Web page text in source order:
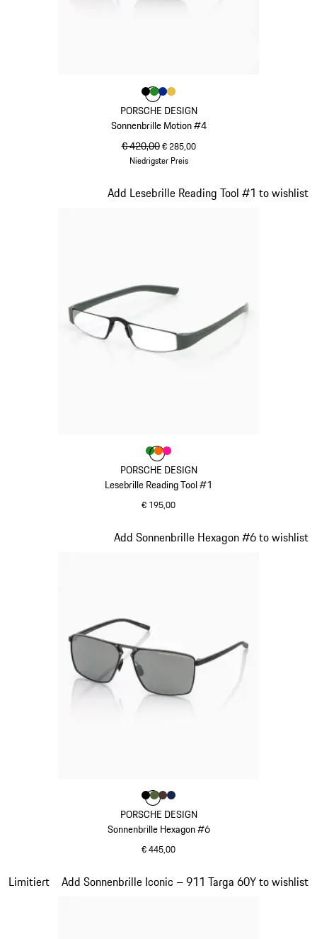
PORSCHE DESIGN
Sonnenbrille Motion #4
ursprünglicher Preis
€ 420,00Verkaufspreis
€ 285,00
Niedrigster Preis
Farbe
Farbeschwarz
Farbe
FarbeFarbe
PORSCHE DESIGN
Lesebrille Reading Tool #1
€ 195,00
Add Lesebrille Reading Tool #1 to wishlist
Farbe
Farbe
FarbeFarbe
PORSCHE DESIGN
Sonnenbrille Hexagon #6
€ 445,00
Add Sonnenbrille Hexagon #6 to wishlist
Farbe
Farbeschwarz
Farbe
FarbeFarbe
Limitiert Add Sonnenbrille Iconic – 911 Targa 60Y to wishlist
Slide 18 von 21